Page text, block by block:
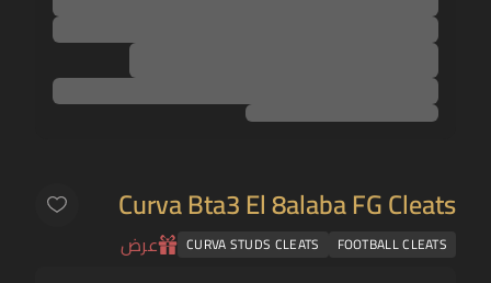
Curva Bta3 El 8alaba FG Cleats
FOOTBALL CLEATS
CURVA STUDS CLEATS عرض